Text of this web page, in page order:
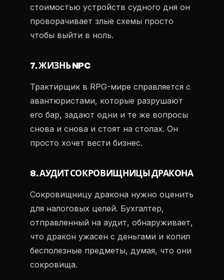
стоимостью устройств судного дня он
проворачивает злые схемы просто
чтобы выйти в ноль.
7. ЖИЗНЬ NPC
Трактирщик в RPG-мире справляется с
авантюристами, которые разрушают
его бар, задают одни и те же вопросы
снова и снова и стоят на столах. Он
просто хочет вести бизнес.
8. АУДИТ СОКРОВИЩНИЦЫ ДРАКОНА
Сокровищницу дракона нужно оценить
для налоговых целей. Бухгалтер,
отправленный на аудит, обнаруживает,
что дракон ужасен с деньгами и копил
бесполезные предметы, думая, что они
сокровища.